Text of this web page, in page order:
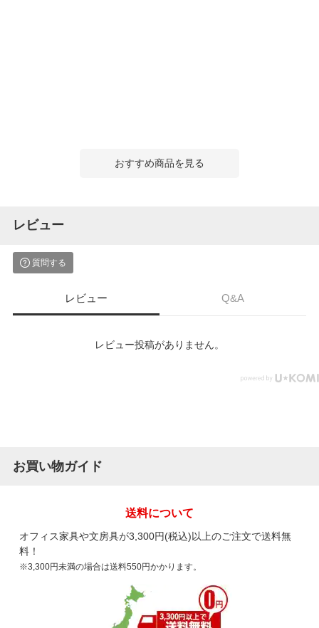
おすすめ商品を見る
レビュー
質問する
レビュー Q&A
レビュー投稿がありません。
お買い物ガイド
送料について
オフィス家具や文房具が3,300円(税込)以上のご注文で送料無
料！
※3,300円未満の場合は送料550円かかります。